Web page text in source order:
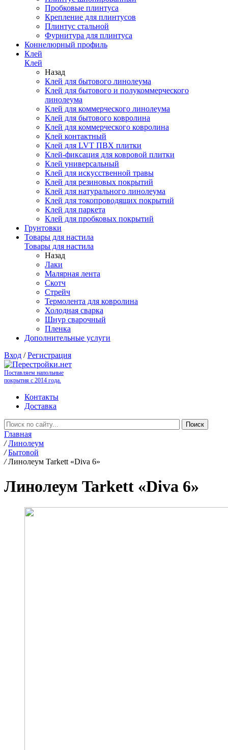
Пробковые плинтуса
Крепление для плинтусов
Плинтус стальной
Фурнитура для плинтуса
Коннелюрный профиль
Клей
Клей
Назад
Клей для бытового линолеума
Клей для бытового и полукоммерческого
линолеума
Клей для коммерческого линолеума
Клей для бытового ковролина
Клей для коммерческого ковролина
Клей контактный
Клей для LVT ПВХ плитки
Клей-фиксация для ковровой плитки
Клей универсальный
Клей для искусственной травы
Клей для резиновых покрытий
Клей для натурального линолеума
Клей для токопроводящих покрытий
Клей для паркета
Клей для пробковых покрытий
Грунтовки
Товары для настила
Товары для настила
Назад
Лаки
Малярная лента
Скотч
Стрейч
Термолента для ковролина
Холодная сварка
Шнур сварочный
Пленка
Дополнительные услуги
Вход /Регистрация
Поставляем напольные
покрытия с 2014 года.
Контакты
Доставка
Главная
/ Линолеум
/ Бытовой
/ Линолеум Tarkett «Diva 6»
Линолеум Tarkett «Diva 6»